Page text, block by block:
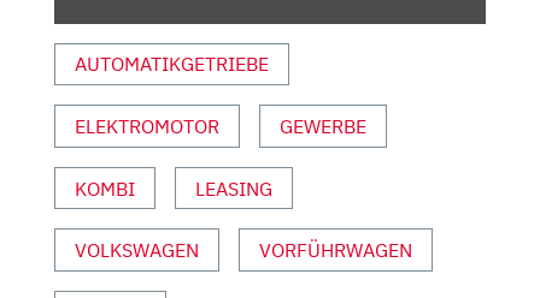
YOUTUBE
ANZEIGEN
AUTOMATIKGETRIEBE
ELEKTROMOTOR GEWERBE
KOMBI LEASING
VOLKSWAGEN VORFÜHRWAGEN